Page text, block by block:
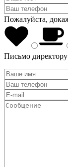
Пожалуйста,
Письмо директору